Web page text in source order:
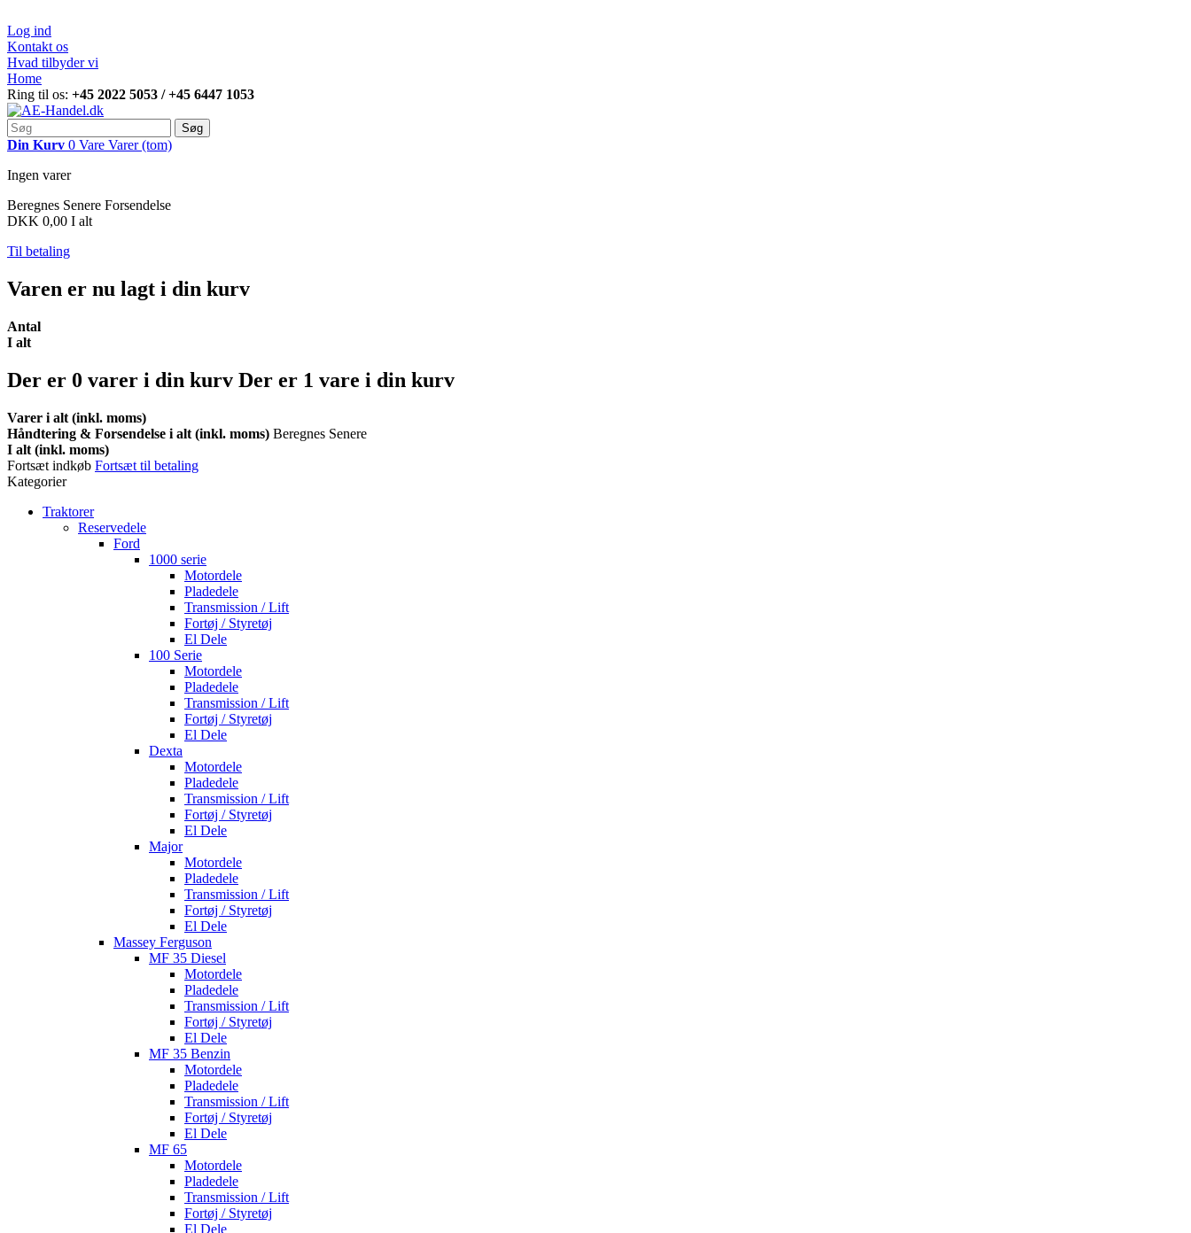
Log ind
Kontakt os
Hvad tilbyder vi
Home
Ring til os: +45 2022 5053 / +45 6447 1053
Søg
Din Kurv 0 Vare Varer (tom)
Ingen varer
Beregnes Senere Forsendelse
DKK 0,00 I alt
Til betaling
Varen er nu lagt i din kurv
Antal
I alt
Der er 0 varer i din kurv Der er 1 vare i din kurv
Varer i alt (inkl. moms)
Håndtering & Forsendelse i alt (inkl. moms) Beregnes Senere
I alt (inkl. moms)
Fortsæt indkøb Fortsæt til betaling
Kategorier
Traktorer
Reservedele
Ford
1000 serie
Motordele
Pladedele
Transmission / Lift
Fortøj / Styretøj
El Dele
100 Serie
Motordele
Pladedele
Transmission / Lift
Fortøj / Styretøj
El Dele
Dexta
Motordele
Pladedele
Transmission / Lift
Fortøj / Styretøj
El Dele
Major
Motordele
Pladedele
Transmission / Lift
Fortøj / Styretøj
El Dele
Massey Ferguson
MF 35 Diesel
Motordele
Pladedele
Transmission / Lift
Fortøj / Styretøj
El Dele
MF 35 Benzin
Motordele
Pladedele
Transmission / Lift
Fortøj / Styretøj
El Dele
MF 65
Motordele
Pladedele
Transmission / Lift
Fortøj / Styretøj
El Dele